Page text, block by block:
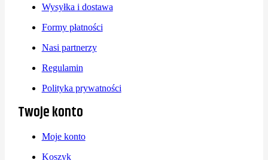
Wysyłka i dostawa
Formy płatności
Nasi partnerzy
Regulamin
Polityka prywatności
Twoje konto
Moje konto
Koszyk